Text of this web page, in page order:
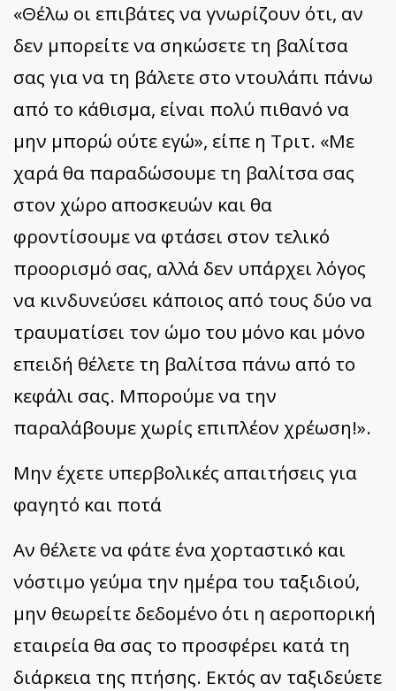
«Θέλω οι επιβάτες να γνωρίζουν ότι, αν
δεν μπορείτε να σηκώσετε τη βαλίτσα
σας για να τη βάλετε στο ντουλάπι πάνω
από το κάθισμα, είναι πολύ πιθανό να
μην μπορώ ούτε εγώ», είπε η Τριτ. «Με
χαρά θα παραδώσουμε τη βαλίτσα σας
στον χώρο αποσκευών και θα
φροντίσουμε να φτάσει στον τελικό
προορισμό σας, αλλά δεν υπάρχει λόγος
να κινδυνεύσει κάποιος από τους δύο να
τραυματίσει τον ώμο του μόνο και μόνο
επειδή θέλετε τη βαλίτσα πάνω από το
κεφάλι σας. Μπορούμε να την
παραλάβουμε χωρίς επιπλέον χρέωση!».
Μην έχετε υπερβολικές απαιτήσεις για
φαγητό και ποτά
Αν θέλετε να φάτε ένα χορταστικό και
νόστιμο γεύμα την ημέρα του ταξιδιού,
μην θεωρείτε δεδομένο ότι η αεροπορική
εταιρεία θα σας το προσφέρει κατά τη
διάρκεια της πτήσης. Εκτός αν ταξιδεύετε